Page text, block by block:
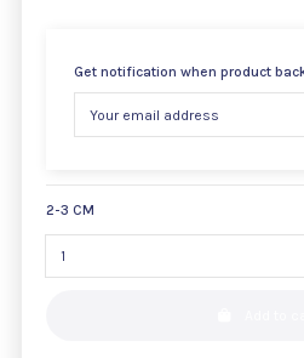
Get notification when product
2-3 CM